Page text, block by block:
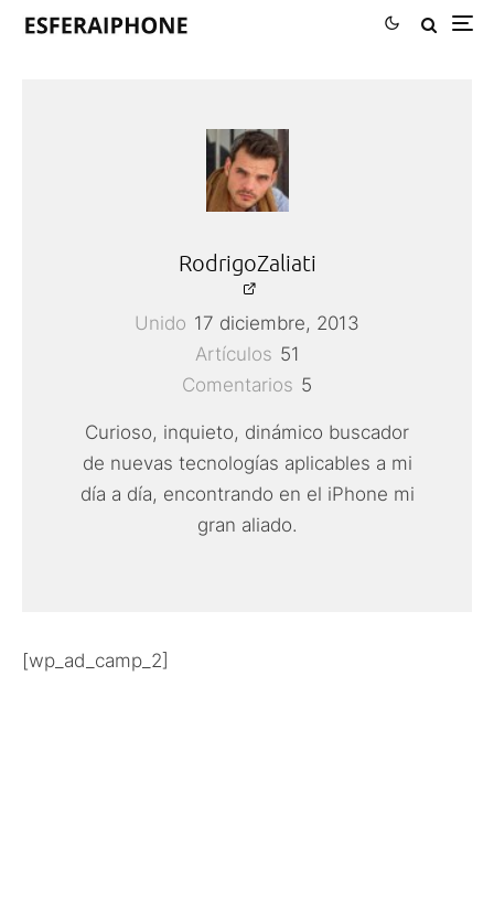
RodrigoZaliati
Unido 17 diciembre, 2013
Artículos 51
Comentarios 5
Curioso, inquieto, dinámico buscador
de nuevas tecnologías aplicables a mi
día a día, encontrando en el iPhone mi
gran aliado.
[wp_ad_camp_2]